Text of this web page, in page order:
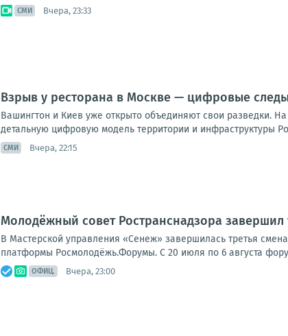
СМИ Вчера, 23:33
Взрыв у ресторана в Москве — цифровые
Вашингтон и Киев уже открыто объединяют свои разведки.
детальную цифровую модель территории и инфраструктуры
СМИ Вчера, 22:15
Молодёжный совет Ространснадзора завершил
В Мастерской управления «Сенеж» завершилась третья
платформы Росмолодёжь.Форумы. С 20 июля по 6 августа
ОФИЦ. Вчера, 23:00